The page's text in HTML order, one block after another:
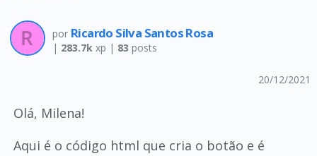
por Ricardo Silva Santos Rosa
| 283.7kxp | 83 posts
20/12/2021
Olá, Milena!
Aqui é o código html que cria o botão e é